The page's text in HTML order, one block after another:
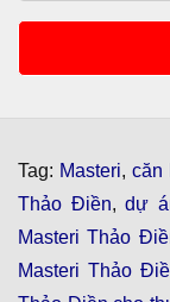
Tag: Masteri,căn
Thảo Điền,dự
Masteri Thảo
Masteri Thảo